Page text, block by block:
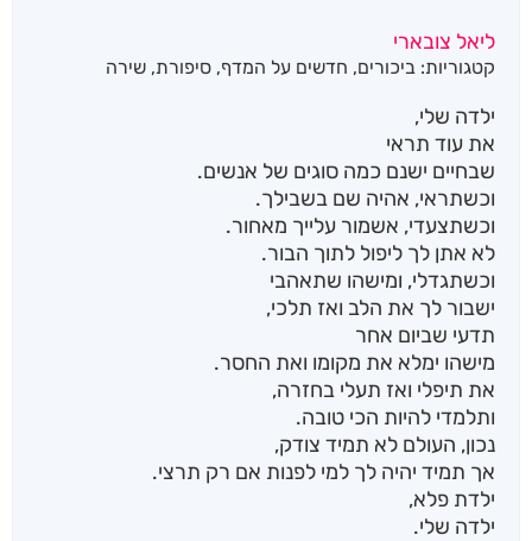
מבוסס על
דירוגים של
ליאל צובארי
קטגוריות: ביכורים, חדשים על המדף, סיפורת, שירה
ילדה שלי,
את עוד תראי
שבחיים ישנם כמה סוגים של אנשים.
וכשתראי, אהיה שם בשבילך.
וכשתצעדי, אשמור עלייך מאחור.
לא אתן לך ליפול לתוך הבור.
וכשתגדלי, ומישהו שתאהבי
ישבור לך את הלב ואז תלכי,
תדעי שביום אחר
מישהו ימלא את מקומו ואת החסר.
את תיפלי ואז תעלי בחזרה,
ותלמדי להיות הכי טובה.
נכון, העולם לא תמיד צודק,
אך תמיד יהיה לך למי לפנות אם רק תרצי.
ילדת פלא,
ילדה שלי.